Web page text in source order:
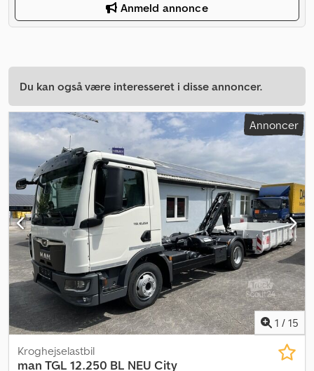
Anmeld annonce
Du kan også være interesseret i disse annoncer.
Annoncer
1 / 15
Kroghejselastbil
man TGL 12.250 BL NEU City